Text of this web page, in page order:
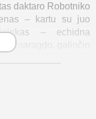
daktaro Robotniko
– kartu su juo
– echidna
Smaragdo, galinčio